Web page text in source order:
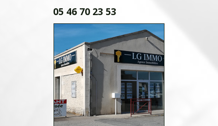
05 46 70 23 53